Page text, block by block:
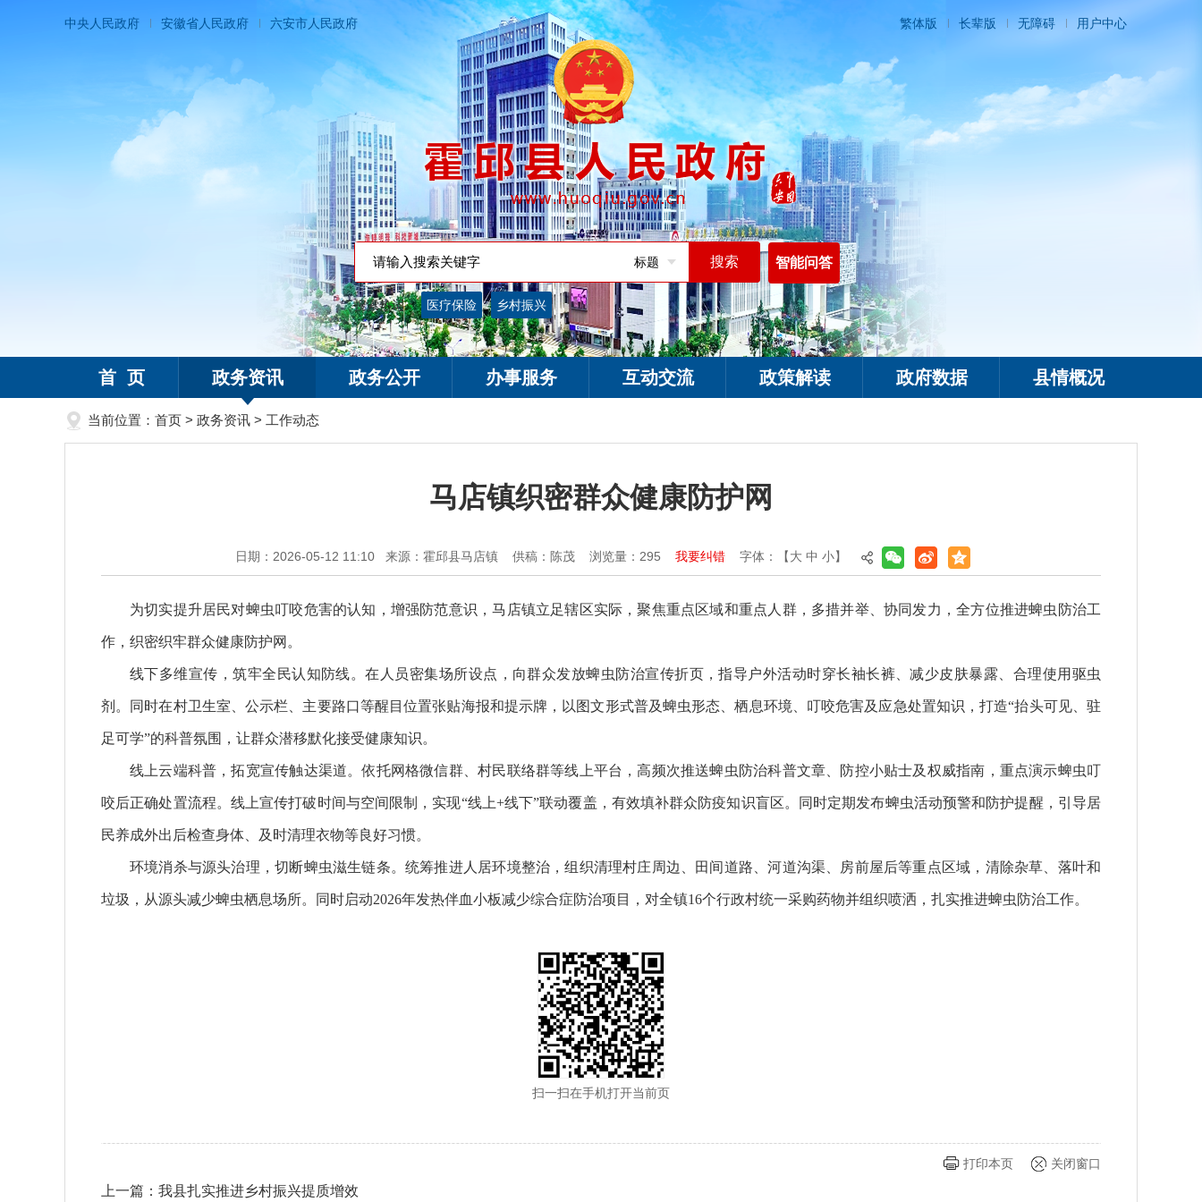
中央人民政府 安徽省人民政府 六安市人民政府 繁体版 长辈版 无障碍 用户中心
标题 智能问答
搜索热词： 医疗保险 乡村振兴
首 页 政务资讯 政务公开 办事服务 互动交流 政策解读 政府数据 县情概况
当前位置： 首页 > 政务资讯 > 工作动态
马店镇织密群众健康防护网
日期：2026-05-12 11:10 来源：霍邱县马店镇 供稿：陈茂 浏览量： 295 我要纠错 字体：【大 中 小】
为切实提升居民对蜱虫叮咬危害的认知，增强防范意识，马店镇立足辖区实际，聚焦重点区域和重点人群，多措并举、协同发力，全方位推进蜱虫防治工
作，织密织牢群众健康防护网。
线下多维宣传，筑牢全民认知防线。在人员密集场所设点，向群众发放蜱虫防治宣传折页，指导户外活动时穿长袖长裤、减少皮肤暴露、合理使用驱虫
剂。同时在村卫生室、公示栏、主要路口等醒目位置张贴海报和提示牌，以图文形式普及蜱虫形态、栖息环境、叮咬危害及应急处置知识，打造“抬头可见、驻
足可学”的科普氛围，让群众潜移默化接受健康知识。
线上云端科普，拓宽宣传触达渠道。依托网格微信群、村民联络群等线上平台，高频次推送蜱虫防治科普文章、防控小贴士及权威指南，重点演示蜱虫叮
咬后正确处置流程。线上宣传打破时间与空间限制，实现“线上+线下”联动覆盖，有效填补群众防疫知识盲区。同时定期发布蜱虫活动预警和防护提醒，引导居
民养成外出后检查身体、及时清理衣物等良好习惯。
环境消杀与源头治理，切断蜱虫滋生链条。统筹推进人居环境整治，组织清理村庄周边、田间道路、河道沟渠、房前屋后等重点区域，清除杂草、落叶和
垃圾，从源头减少蜱虫栖息场所。同时启动2026年发热伴血小板减少综合症防治项目，对全镇16个行政村统一采购药物并组织喷洒，扎实推进蜱虫防治工作。
扫一扫在手机打开当前页
打印本页 关闭窗口
上一篇： 我县扎实推进乡村振兴提质增效